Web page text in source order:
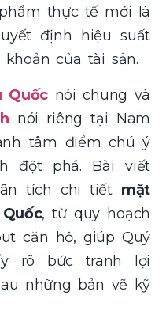
thực tế mới là
định hiệu suất
của tài sản.
Quốc nói chung và
nói riêng tại Nam
tâm điểm chú ý
đột phá. Bài viết
tích chi tiết mặt
, từ quy hoạch
căn hộ, giúp Quý
rõ bức tranh lợi
những bản vẽ kỹ